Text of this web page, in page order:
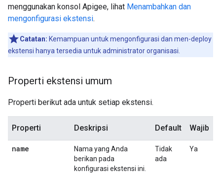
menggunakan konsol Apigee, lihat Menambahkan dan
mengonfigurasi ekstensi.
Catatan: Kemampuan untuk mengonfigurasi dan men-deploy
ekstensi hanya tersedia untuk administrator organisasi.
Properti ekstensi umum
Properti berikut ada untuk setiap ekstensi.
Properti Deskripsi Default Wajib
name
Nama yang Anda
berikan pada
konfigurasi ekstensi ini.
Tidak
ada
Ya